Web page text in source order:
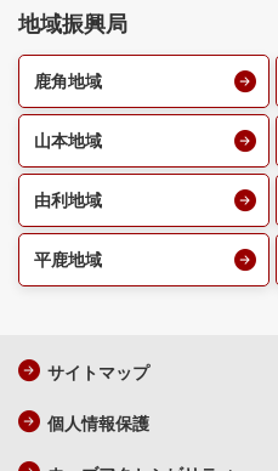
地域振興局
鹿角地域
山本地域
由利地域
平鹿地域
サイトマップ
個人情報保護